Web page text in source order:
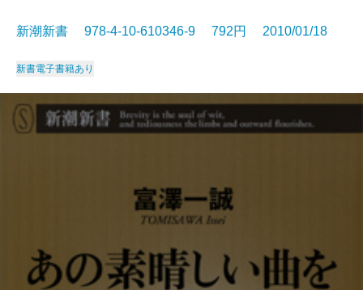
新潮新書 978-4-10-610346-9 792円 2010/01/18
新書電子書籍あり